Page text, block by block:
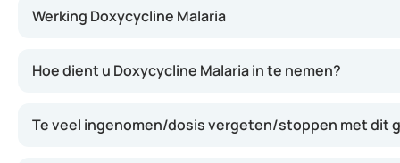
Werking Doxycycline Malaria
Hoe dient u Doxycycline Malaria in te nemen?
Te veel ingenomen/dosis vergeten/stoppen met dit